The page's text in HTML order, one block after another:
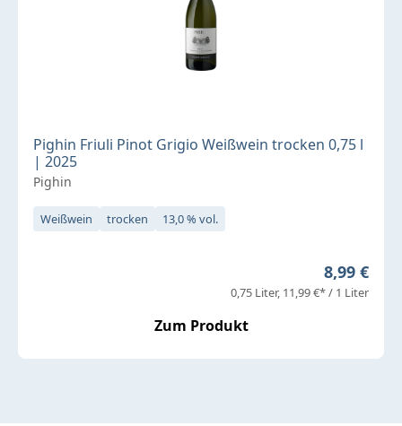
Pighin Friuli Pinot Grigio Weißwein trocken 0,75 l
| 2025
Pighin
Weißwein trocken 13,0 % vol.
Regulärer
8,99 €
0,75 Liter 11,99 €* / 1 Liter
Zum Produkt